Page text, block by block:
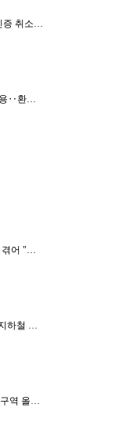
증 취소…
용‥환…
겪어 "…
하철 …
역 올…